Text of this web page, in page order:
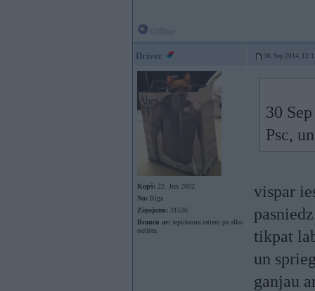
Driver 30. Sep 2014,
Kopš: 22. Jun 2002
No: Rīga
Ziņojumi: 31536
Braucu ar: iepirkuma ratiem pa alko
outletu
30
Psc,
vispar
tikpat
un
ganjau